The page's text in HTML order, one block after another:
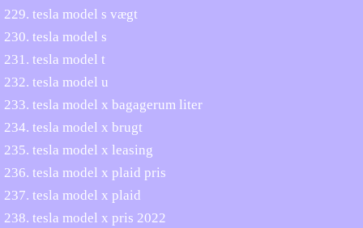
tesla model s vægt
tesla model s
tesla model t
tesla model u
tesla model x bagagerum liter
tesla model x brugt
tesla model x leasing
tesla model x plaid pris
tesla model x plaid
tesla model x pris 2022